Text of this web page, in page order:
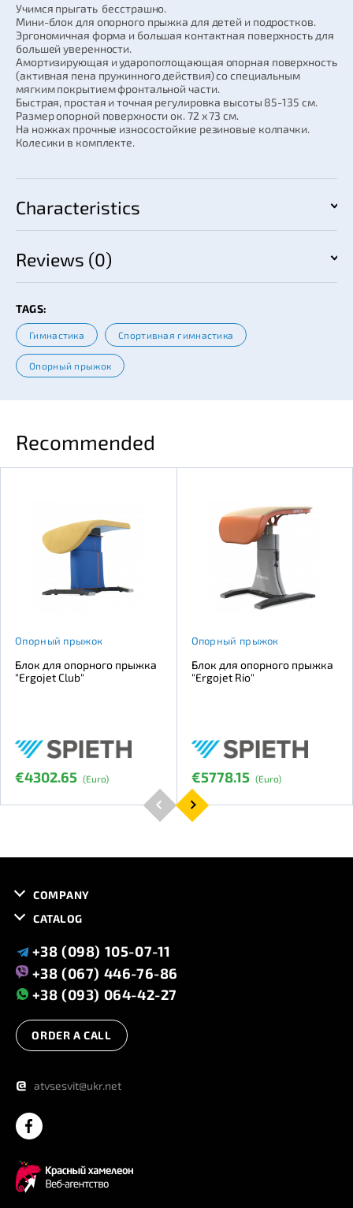
Учимся прыгать бесстрашно.
Мини-блок для опорного прыжка для детей и подростков.
Эргономичная форма и большая контактная поверхность для
большей уверенности.
Амортизирующая и ударопоглощающая опорная поверхность
(активная пена пружинного действия) со специальным
мягким покрытием фронтальной части.
Быстрая, простая и точная регулировка высоты 85-135 см.
Размер опорной поверхности ок. 72 х 73 см.
На ножках прочные износостойкие резиновые колпачки.
Колесики в комплекте.
Characteristics
Reviews (0)
TAGS:
Гимнастика Спортивная гимнастика
Опорный прыжок
Recommended
Опорный прыжок
Блок для опорного прыжка
"Ergojet Club"
€4302.65 (Euro)
Опорный прыжок
Блок для опорного прыжка
"Ergojet Rio"
€5778.15 (Euro)
COMPANY
CATALOG
+38 (098) 105-07-11
+38 (067) 446-76-86
+38 (093) 064-42-27
ORDER A CALL
@ atvsesvit@ukr.net